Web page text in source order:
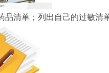
清单；列出自己的过敏清